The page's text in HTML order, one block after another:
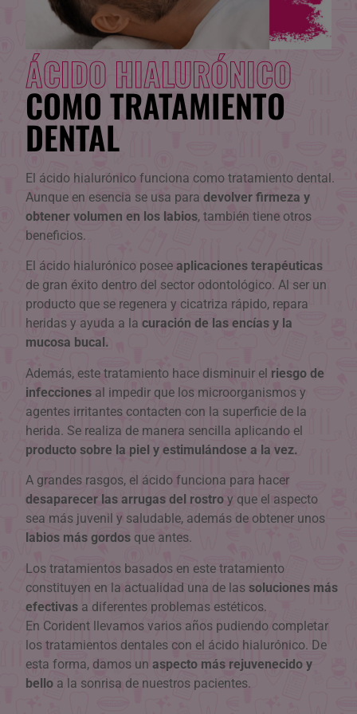
ÁCIDO HIALURÓNICO
COMO TRATAMIENTO
DENTAL
El ácido hialurónico funciona como tratamiento dental.
Aunque en esencia se usa paradevolver firmeza y
obtener volumen en los labios, también tiene otros
beneficios.
El ácido hialurónico poseeaplicaciones terapéuticas
de gran éxito dentro del sector odontológico. Al ser un
producto que se regenera y cicatriza rápido, repara
heridas y ayuda a la curación de las encías y la
mucosa bucal.
Además, este tratamiento hace disminuir el riesgo de
infecciones al impedir que los microorganismos y
agentes irritantes contacten con la superficie de la
herida. Se realiza de manera sencilla aplicando el
producto sobre la piel y estimulándose a la vez.
A grandes rasgos, el ácido funciona para hacer
desaparecer las arrugas del rostro y que el aspecto
sea más juvenil y saludable, además de obtener unos
labios más gordos que antes.
Los tratamientos basados en este tratamiento
constituyen en la actualidad una de lassoluciones más
efectivas a diferentes problemas estéticos.
En Corident llevamos varios años pudiendo completar
los tratamientos dentales con el ácido hialurónico. De
esta forma, damos unaspecto más rejuvenecido y
bello a la sonrisa de nuestros pacientes.